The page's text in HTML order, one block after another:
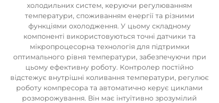
холодильних систем, керуючи регулюванням
температури, споживанням енергії та різними
функціями охолодження. У цьому складному
компоненті використовуються точні датчики та
мікропроцесорна технологія для підтримки
оптимального рівня температури, забезпечуючи при
цьому ефективну роботу. Контролер постійно
відстежує внутрішні коливання температури, регулює
роботу компресора та автоматично керує циклами
розморожування. Він має інтуїтивно зрозумілий